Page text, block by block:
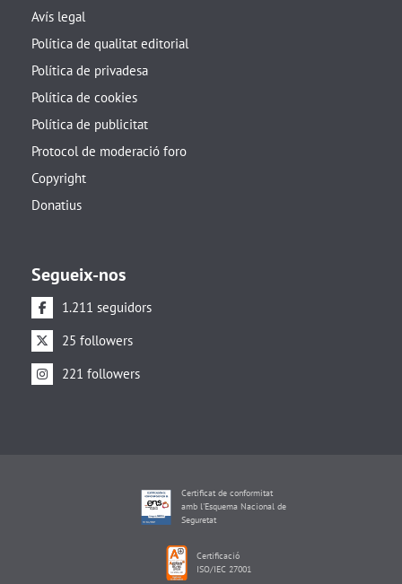
Avís legal
Política de qualitat editorial
Política de privadesa
Política de cookies
Política de publicitat
Protocol de moderació foro
Copyright
Donatius
Segueix-nos
1.211 seguidors
25 followers
221 followers
Certificat de conformitat
amb l'Esquema Nacional de
Seguretat
Certificació
ISO/IEC 27001